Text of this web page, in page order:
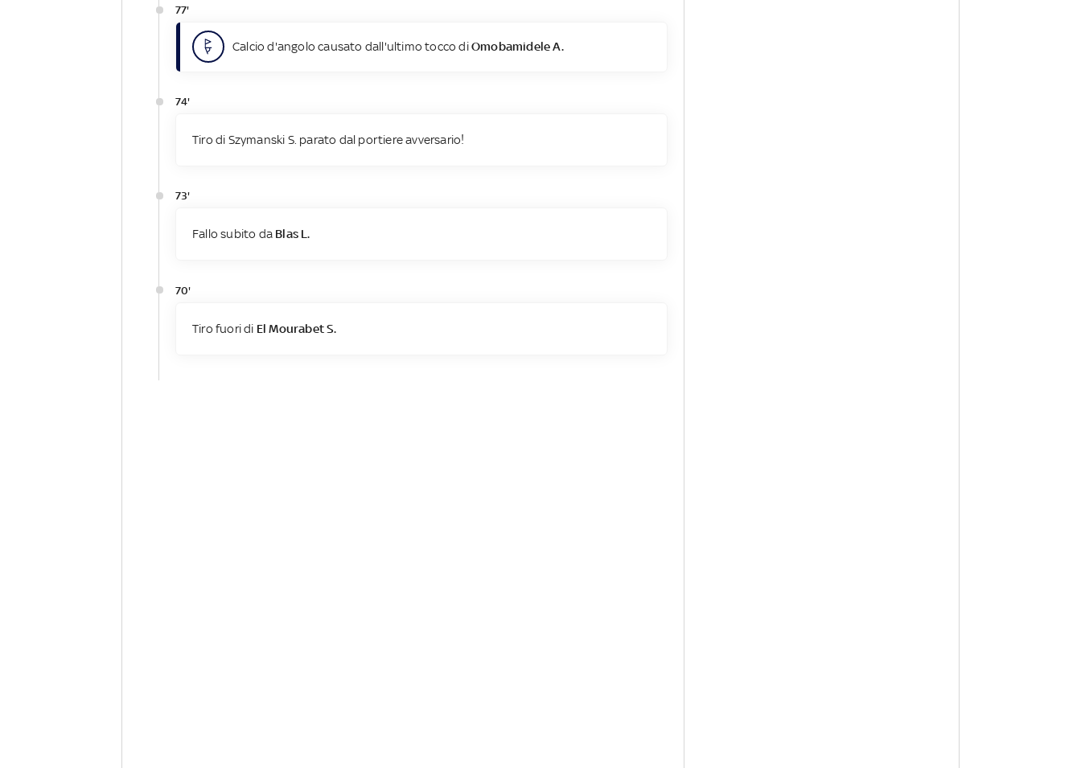
77'
Calcio d'angolo causato dall'ultimo tocco diOmobamidele A.
74'
Tiro di Szymanski S. parato dal portiere avversario!
73'
Fallo subito da Blas L.
70'
Tiro fuori di El Mourabet S.